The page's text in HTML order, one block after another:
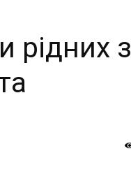
рідних з